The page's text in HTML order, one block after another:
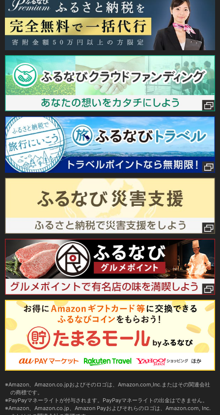
Amazon、Amazon.co.jpおよびそのロゴは、Amazon.com,Inc.またはその関連会社
の商標です。
PayPayマネーライトが付与されます。PayPayマネーライトの出金はできません。
Amazon、Amazon.co.jp、Amazon Payおよびそれらのロゴは、Amazon.com, Inc.